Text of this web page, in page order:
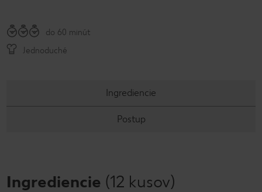
do 60 minút
Jednoduché
Ingrediencie
Postup
Ingrediencie (12 kusov)